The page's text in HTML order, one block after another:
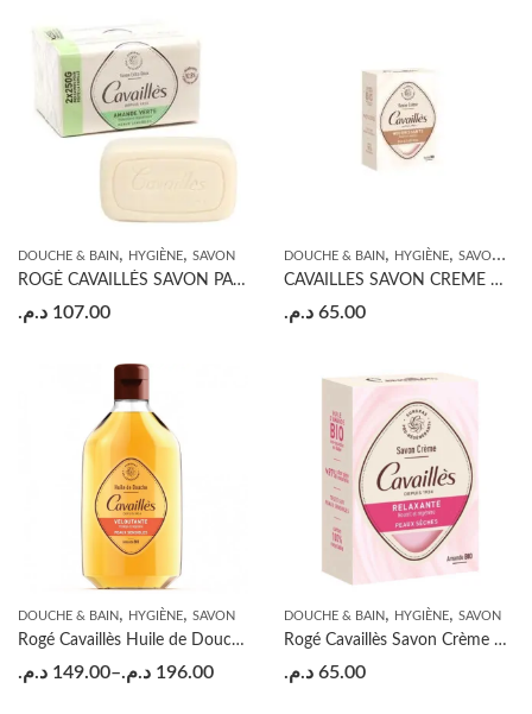
DOUCHE & BAIN, HYGIÈNE, SAVON
ROGÉ CAVAILLÈS SAVON PARFUMÉ AMANDE VERTE 250G X 2
107.00 د.م.
DOUCHE & BAIN, HYGIÈNE, SAVON ,
CAVAILLES SAVON CREME NOURISSANTE 100G
65.00 د.م.
DOUCHE & BAIN, HYGIÈNE, SAVON
Rogé Cavaillès Huile de Douche Veloutante
149.00 د.م. – 196.00 د.م.
DOUCHE & BAIN, HYGIÈNE, SAVON
Rogé Cavaillès Savon Crème Relaxant
65.00 د.م.